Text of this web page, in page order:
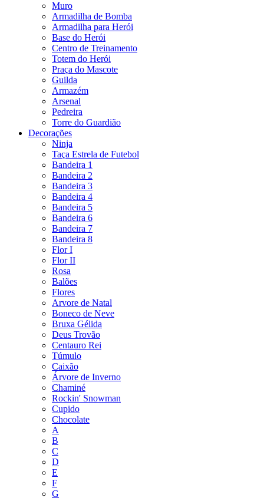
Muro
Armadilha de Bomba
Armadilha para Herói
Base do Herói
Centro de Treinamento
Totem do Herói
Praça do Mascote
Guilda
Armazém
Arsenal
Pedreira
Torre do Guardião
Decorações
Ninja
Taça Estrela de Futebol
Bandeira 1
Bandeira 2
Bandeira 3
Bandeira 4
Bandeira 5
Bandeira 6
Bandeira 7
Bandeira 8
Flor I
Flor II
Rosa
Balões
Flores
Arvore de Natal
Boneco de Neve
Bruxa Gélida
Deus Trovão
Centauro Rei
Túmulo
Caixão
Árvore de Inverno
Chaminé
Rockin' Snowman
Cupido
Chocolate
A
B
C
D
E
F
G